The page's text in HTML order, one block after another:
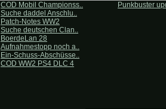
COD Mobil Championss..
Suche daddel Anschlu..
Patch-Notes WW2
Suche deutschen Clan..
BoerdeLan 28
Aufnahmestopp noch a..
Ein-Schuss-Abschüsse..
COD WW2 PS4 DLC 4
Punkbuster